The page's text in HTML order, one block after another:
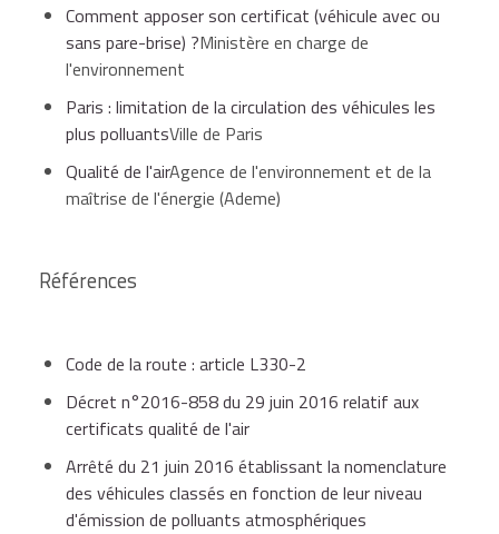
Comment apposer son certificat (véhicule avec ou
sans pare-brise) ?Ministère en charge de
l'environnement
Paris : limitation de la circulation des véhicules les
plus polluantsVille de Paris
Qualité de l'airAgence de l'environnement et de la
maîtrise de l'énergie (Ademe)
Références
Code de la route : article L330-2
Décret n°2016-858 du 29 juin 2016 relatif aux
certificats qualité de l'air
Arrêté du 21 juin 2016 établissant la nomenclature
des véhicules classés en fonction de leur niveau
d'émission de polluants atmosphériques